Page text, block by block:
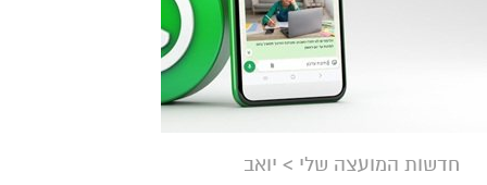
חדשות המועצה שלי > יואב